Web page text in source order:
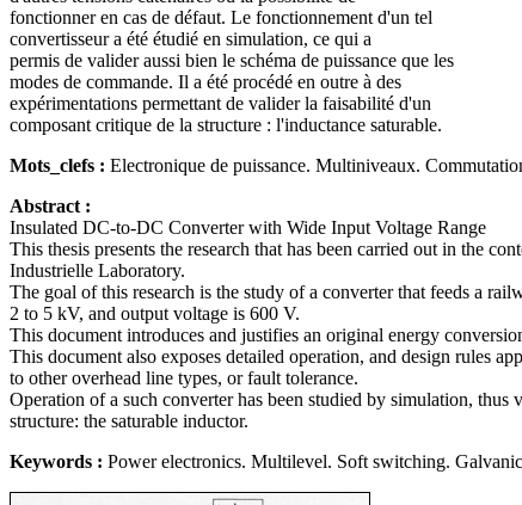
fonctionner en cas de défaut. Le fonctionnement d'un tel
convertisseur a été étudié en simulation, ce qui a
permis de valider aussi bien le schéma de puissance que les
modes de commande. Il a été procédé en outre à des
expérimentations permettant de valider la faisabilité d'un
composant critique de la structure : l'inductance saturable.
Mots_clefs : Electronique de puissance. Multiniveaux.
Abstract :
Insulated DC-to-DC Converter with Wide Input Voltage Range
This thesis presents the research that has been carried out in the
Industrielle Laboratory.
The goal of this research is the study of a converter that feeds a
2 to 5 kV, and output voltage is 600 V.
This document introduces and justifies an original energy
This document also exposes detailed operation, and design rules
to other overhead line types, or fault tolerance.
Operation of a such converter has been studied by simulation,
structure: the saturable inductor.
Keywords : Power electronics. Multilevel. Soft switching.